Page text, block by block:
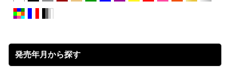
発売年月から探す